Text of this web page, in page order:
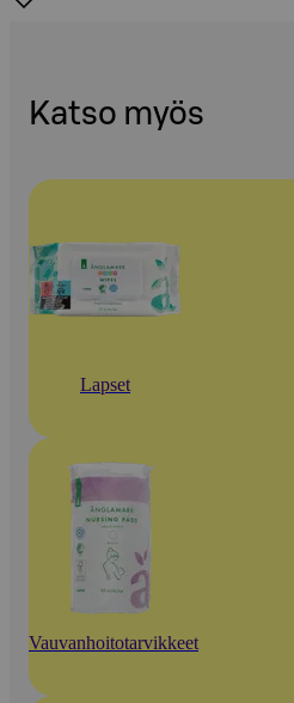
Katso myös
Lapset
Vauvanhoitotarvikkeet